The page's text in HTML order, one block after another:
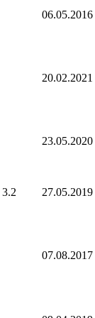
06.05.2016
20.02.2021
23.05.2020
3.2 27.05.2019
07.08.2017